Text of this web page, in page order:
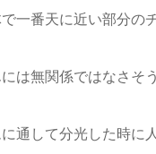
一番天に近い部分の
は無関係ではなさそ
通して分光した時に